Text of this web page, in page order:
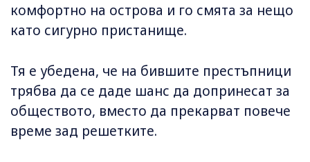
комфортно на острова и го смята за нещо
като сигурно пристанище.
Тя е убедена, че на бившите престъпници
трябва да се даде шанс да допринесат за
обществото, вместо да прекарват повече
време зад решетките.